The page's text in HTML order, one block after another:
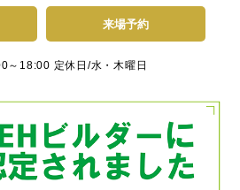
来場予約
～18:00 定休日/水・木曜日